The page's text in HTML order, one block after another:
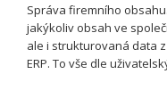
Správa firemního
jakýkoliv obsah ve
ale i strukturovaná data z
ERP. To vše dle